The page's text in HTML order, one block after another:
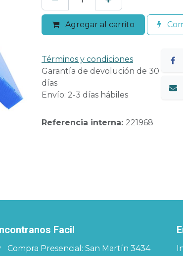
Agregar al carrito
Términos y condiciones
Garantía de devolución de 30
días
Envío: 2-3 días hábiles
Referencia interna: 221968
Facil​​​
Compra Presencial: San Martín 3434